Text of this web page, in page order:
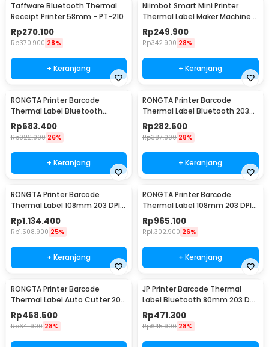
Taffware Bluetooth Thermal
Receipt Printer 58mm - PT-210
Rp270.100
Rp370.900 28%
+ Keranjang
Niimbot Smart Mini Printer
Thermal Label Maker Machine
Wireless - D110
Rp249.900
Rp342.900 28%
+ Keranjang
RONGTA Printer Barcode
Thermal Label Bluetooth
108mm 203 DPI 150mm/s -
RP425
Rp683.400
Rp922.900 26%
+ Keranjang
RONGTA Printer Barcode
Thermal Label Bluetooth 203
DPI 70mm/s 2500mAh -
RPP02D
Rp282.600
Rp387.900 28%
+ Keranjang
RONGTA Printer Barcode
Thermal Label 108mm 203 DPI
150mm/s USB Serial Ethernet -
RP410
Rp1.134.400
Rp1.508.900 25%
+ Keranjang
RONGTA Printer Barcode
Thermal Label 108mm 203 DPI
150mm/s USB - RP410
Rp965.100
Rp1.302.900 26%
+ Keranjang
RONGTA Printer Barcode
Thermal Label Auto Cutter 203
DPI 200mm/s USB Ethernet -
RP350
Rp468.500
Rp641.900 28%
JP Printer Barcode Thermal
Label Bluetooth 80mm 203 DPI
160mm/s - CC390
Rp471.300
Rp645.900 28%